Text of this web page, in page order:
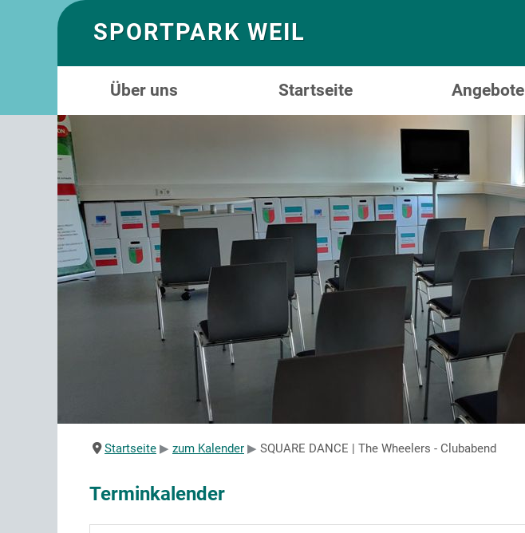
SPORTPARK WEIL
Über uns Startseite Angebote
Startseite zum Kalender SQUARE DANCE | The Wheelers - Clubabend
Terminkalender